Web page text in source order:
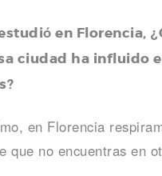
en Florencia,
ciudad ha influido
en Florencia
que no encuentras en